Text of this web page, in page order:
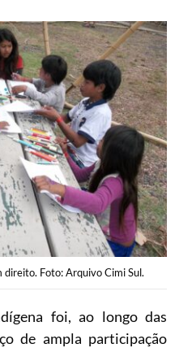
direito. Foto: Arquivo Cimi Sul.
foi, ao longo das
de ampla participação